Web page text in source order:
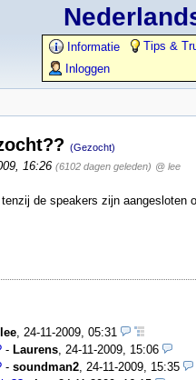
Informatie
Tips &
Inloggen
(Gezocht)
16:26 (6102 dagen geleden) @ lee
de speakers zijn aangesloten
lee 24-11-2009, 05:31
- Laurens 24-11-2009, 15:06
- soundman2 24-11-2009, 15:35